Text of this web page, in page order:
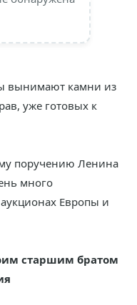
вынимают камни из
уже готовых к
поручению Ленина
много
Европы и
старшим братом